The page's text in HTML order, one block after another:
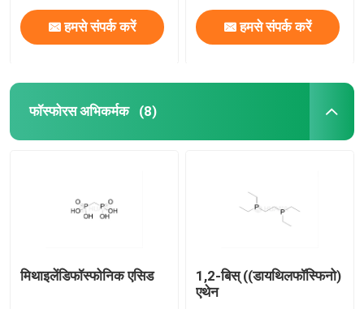
हमसे संपर्क करें हमसे संपर्क करें
फॉस्फोरस अभिकर्मक (8)
मिथाइलेंडिफॉस्फोनिक एसिड
1,2-बिस् ((डायथिलफॉस्फिनो)
एथेन